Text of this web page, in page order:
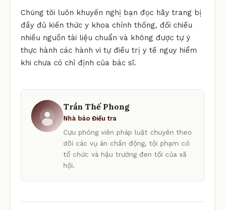
Chúng tôi luôn khuyến nghị bạn đọc hãy trang bị
đầy đủ kiến thức y khoa chính thống, đối chiếu
nhiều nguồn tài liệu chuẩn và không được tự ý
thực hành các hành vi tự điều trị y tế nguy hiểm
khi chưa có chỉ định của bác sĩ.
Trần Thế Phong
Nhà báo Điều tra
Cựu phóng viên pháp luật chuyên theo
dõi các vụ án chấn động, tội phạm có
tổ chức và hậu trường đen tối của xã
hội.